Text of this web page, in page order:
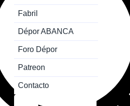
Fabril
Dépor ABANCA
Foro Dépor
Patreon
Contacto